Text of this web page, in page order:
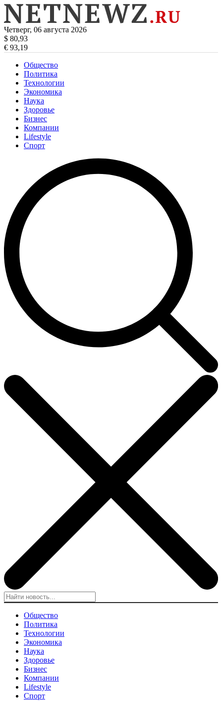
Четверг, 06 августа 2026
$ 80,93
€ 93,19
Общество
Политика
Технологии
Экономика
Наука
Здоровье
Бизнес
Компании
Lifestyle
Спорт
Общество
Политика
Технологии
Экономика
Наука
Здоровье
Бизнес
Компании
Lifestyle
Спорт